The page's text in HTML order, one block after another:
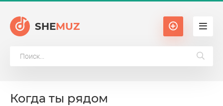
SHEMUZ
Когда ты рядом